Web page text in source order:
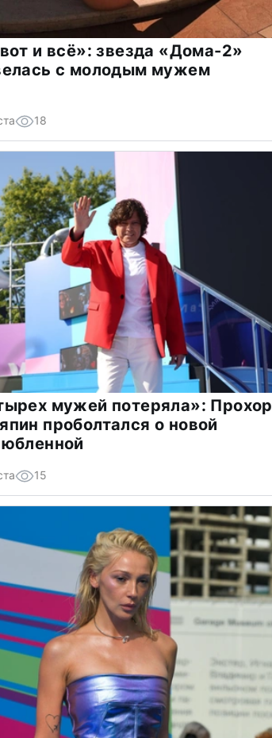
и всё»: звезда «Дома-2»
с молодым мужем
18
мужей потеряла»: Прохор
проболтался о новой
15